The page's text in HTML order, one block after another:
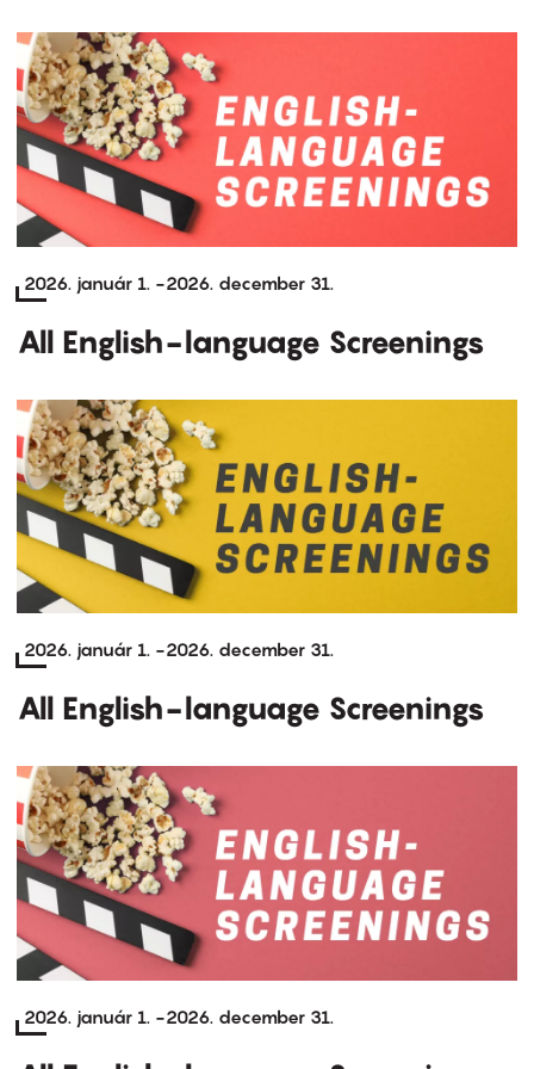
2026. január 1. -2026. december 31.
All English-language Screenings
2026. január 1. -2026. december 31.
All English-language Screenings
2026. január 1. -2026. december 31.